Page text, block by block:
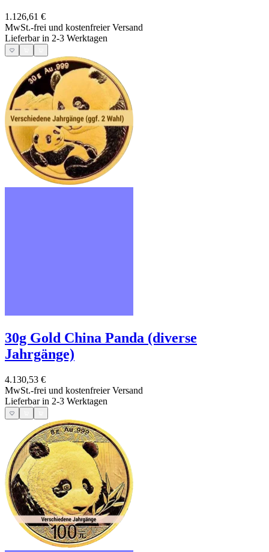
1.126,61 €
MwSt.-frei und kostenfreier Versand
Lieferbar in 2-3 Werktagen
30g Gold China Panda (diverse
Jahrgänge)
4.130,53 €
MwSt.-frei und kostenfreier Versand
Lieferbar in 2-3 Werktagen